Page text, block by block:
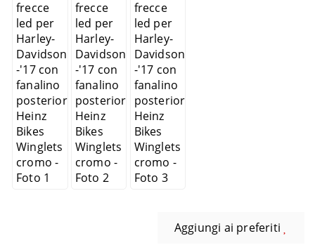
Aggiungi ai preferiti